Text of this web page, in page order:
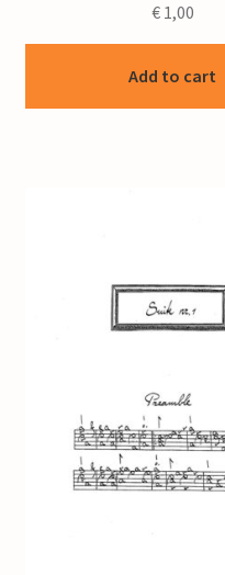
€1,00
Add to cart